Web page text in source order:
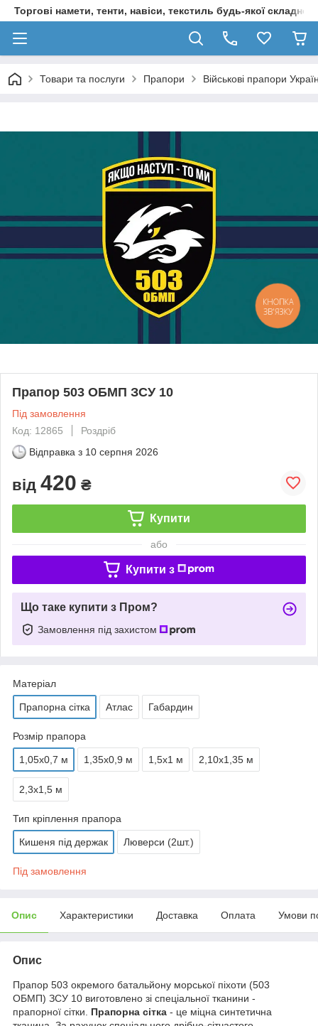
Торгові намети, тенти, навіси, текстиль будь-якої
Товари та послуги Прапори Військові прапори
Прапор 503 ОБМП ЗСУ 10
Під замовлення
Код: 12865
Роздріб
Відправка з 10 серпня 2026
від 420 ₴
Купити
або
Купити з
Що таке купити з Пром?
Замовлення під захистом
Матеріал
Прапорна сітка Атлас Габардин
Розмір прапора
1,05х0,7 м 1,35х0,9 м 1,5х1 м 2,10х1,35 м
2,3х1,5 м
Тип кріплення прапора
Кишеня під держак Люверси (2шт.)
Під замовлення
Опис Характеристики Доставка Оплата Умови
Опис
Прапор 503 окремого батальйону морської піхоти (503
ОБМП) ЗСУ 10 виготовлено зі спеціальної тканини -
прапорної сітки. Прапорна сітка - це міцна синтетична
КНОПКА
ЗВ'ЯЗКУ